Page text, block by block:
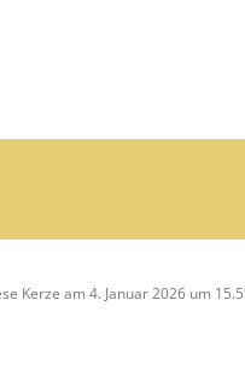
Kerze am 4. Januar 2026 um